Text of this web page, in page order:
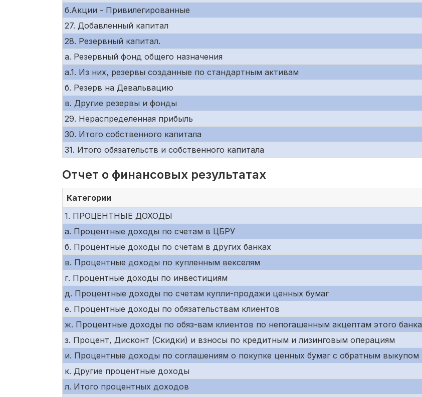
б.Акции - Привилегированные
27. Добавленный капитал
28. Резервный капитал.
а. Резервный фонд общего назначения
а.1. Из них, резервы созданные по стандартным активам
б. Резерв на Девальвацию
в. Другие резервы и фонды
29. Нераспределенная прибыль
30. Итого собственного капитала
31. Итого обязательств и собственного капитала
Отчет о финансовых результатах
Категории
1. ПРОЦЕНТНЫЕ ДОХОДЫ
a. Процентные доходы по счетам в ЦБРУ
б. Процентные доходы по счетам в других банках
в. Процентные доходы по купленным векселям
г. Процентные доходы по инвестициям
д. Процентные доходы по счетам купли-продажи ценных бумаг
е. Процентные доходы по обязательствам клиентов
ж. Процентные доходы по обяз-вам клиентов по непогашенным акцептам этого банка
з. Процент, Дисконт (Скидки) и взносы по кредитным и лизинговым операциям
и. Процентные доходы по соглашениям о покупке ценных бумаг с обратным выкупом
к. Другие процентные доходы
л. Итого процентных доходов